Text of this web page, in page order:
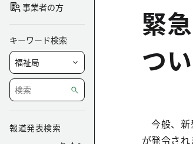
事業者の方
キーワード検索
報道発表検索
緊
つ
今般、新
が発令され